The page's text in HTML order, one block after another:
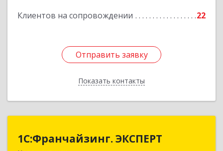
Клиентов на сопровождении 22
Отправить заявку
Показать контакты
Отправить заявку
Назад
1С:Франчайзинг. ЭКСПЕРТ
1С:Франчайзинг. ЭКСПЕРТ